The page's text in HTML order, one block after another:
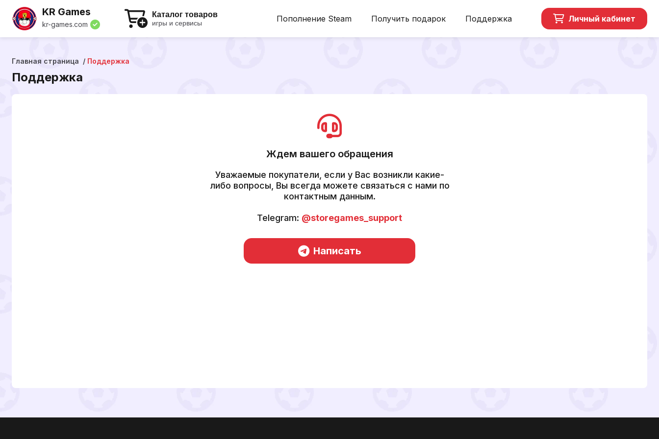
KR Games
kr-games.com
Каталог товаров
игры и сервисы Пополнение Steam Получить подарок Поддержка Личный кабинет
Главная страница Поддержка
Поддержка
Ждем вашего обращения
Уважаемые покупатели, eсли у Вас возникли какие-
либо вопросы, Вы всегда можете связаться с нами по
контактным данным.
Telegram: @storegames_support
Написать